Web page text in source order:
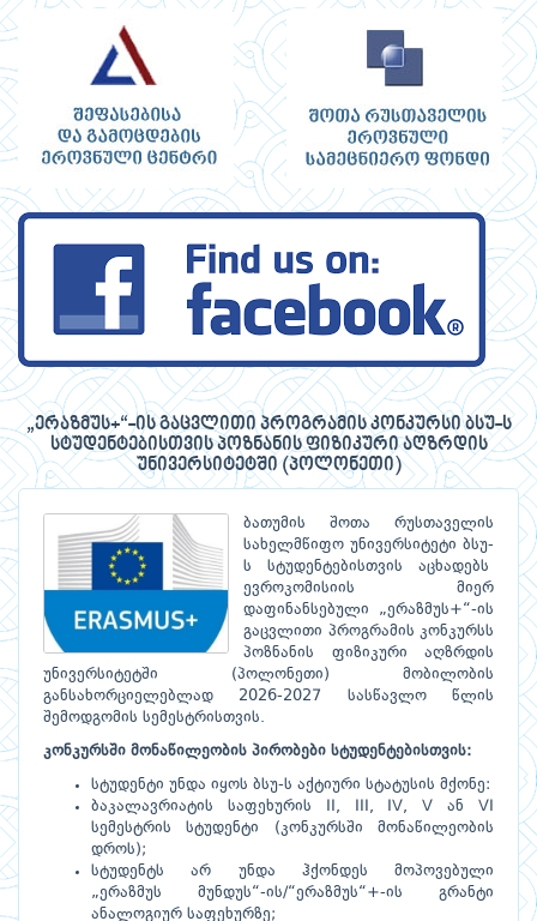
„ერაზმუს+“-ის გაცვლითი პროგრამის კონკურსი ბსუ-ს
სტუდენტებისთვის პოზნანის ფიზიკური აღზრდის
უნივერსიტეტში (პოლონეთი)
ბათუმის შოთა რუსთაველის
სახელმწიფო უნივერსიტეტი ბსუ-
ს სტუდენტებისთვის აცხადებს
ევროკომისიის მიერ
დაფინანსებული „ერაზმუს+“-ის
გაცვლითი პროგრამის კონკურსს
პოზნანის ფიზიკური აღზრდის
უნივერსიტეტში (პოლონეთი) მობილობის
განსახორციელებლად 2026-2027 სასწავლო წლის
შემოდგომის სემესტრისთვის.
კონკურსში მონაწილეობის პირობები სტუდენტებისთვის:
სტუდენტი უნდა იყოს ბსუ-ს აქტიური სტატუსის მქონე:
ბაკალავრიატის საფეხურის II, III, IV, V ან VI
სემესტრის სტუდენტი (კონკურსში მონაწილეობის
დროს);
სტუდენტს არ უნდა ჰქონდეს მოპოვებული
„ერაზმუს მუნდუს“-ის/“ერაზმუს“+-ის გრანტი
ანალოგიურ საფეხურზე;